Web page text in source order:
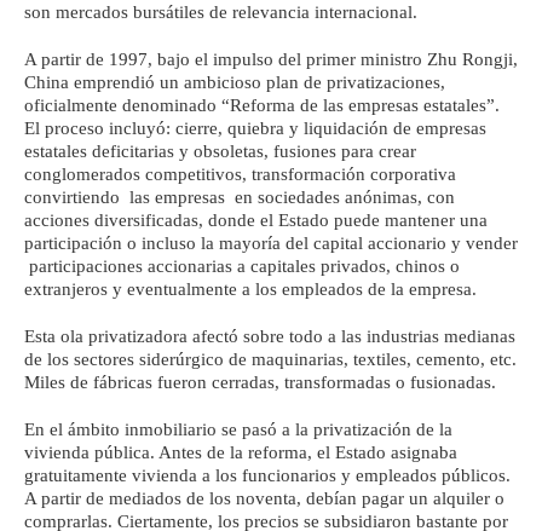
son mercados bursátiles de relevancia internacional.
A partir de 1997, bajo el impulso del primer ministro Zhu Rongji,
China emprendió un ambicioso plan de privatizaciones,
oficialmente denominado “Reforma de las empresas estatales”.
El proceso incluyó: cierre, quiebra y liquidación de empresas
estatales deficitarias y obsoletas, fusiones para crear
conglomerados competitivos, transformación corporativa
convirtiendo las empresas en sociedades anónimas, con
acciones diversificadas, donde el Estado puede mantener una
participación o incluso la mayoría del capital accionario y vender
participaciones accionarias a capitales privados, chinos o
extranjeros y eventualmente a los empleados de la empresa.
Esta ola privatizadora afectó sobre todo a las industrias medianas
de los sectores siderúrgico de maquinarias, textiles, cemento, etc.
Miles de fábricas fueron cerradas, transformadas o fusionadas.
En el ámbito inmobiliario se pasó a la privatización de la
vivienda pública. Antes de la reforma, el Estado asignaba
gratuitamente vivienda a los funcionarios y empleados públicos.
A partir de mediados de los noventa, debían pagar un alquiler o
comprarlas. Ciertamente, los precios se subsidiaron bastante por